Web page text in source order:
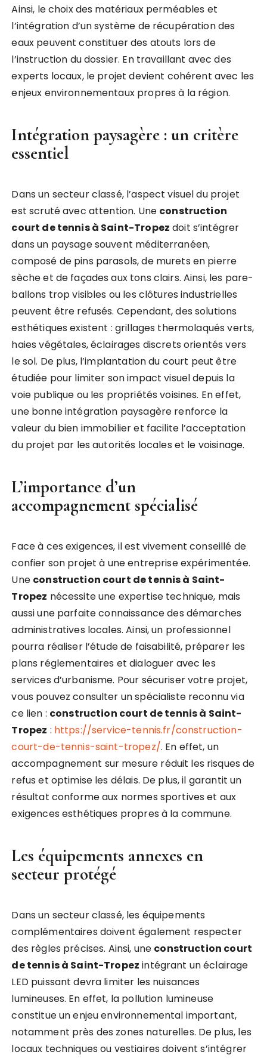
Ainsi, le choix des matériaux perméables et
l’intégration d’un système de récupération des
eaux peuvent constituer des atouts lors de
l’instruction du dossier. En travaillant avec des
experts locaux, le projet devient cohérent avec les
enjeux environnementaux propres à la région.
Intégration paysagère : un critère
essentiel
Dans un secteur classé, l’aspect visuel du projet
est scruté avec attention. Une construction
court de tennis à Saint-Tropez doit s’intégrer
dans un paysage souvent méditerranéen,
composé de pins parasols, de murets en pierre
sèche et de façades aux tons clairs. Ainsi, les pare-
ballons trop visibles ou les clôtures industrielles
peuvent être refusés. Cependant, des solutions
esthétiques existent : grillages thermolaqués verts,
haies végétales, éclairages discrets orientés vers
le sol. De plus, l’implantation du court peut être
étudiée pour limiter son impact visuel depuis la
voie publique ou les propriétés voisines. En effet,
une bonne intégration paysagère renforce la
valeur du bien immobilier et facilite l’acceptation
du projet par les autorités locales et le voisinage.
L’importance d’un
accompagnement spécialisé
Face à ces exigences, il est vivement conseillé de
confier son projet à une entreprise expérimentée.
Une construction court de tennis à Saint-
Tropez nécessite une expertise technique, mais
aussi une parfaite connaissance des démarches
administratives locales. Ainsi, un professionnel
pourra réaliser l’étude de faisabilité, préparer les
plans réglementaires et dialoguer avec les
services d’urbanisme. Pour sécuriser votre projet,
vous pouvez consulter un spécialiste reconnu via
ce lien : construction court de tennis à Saint-
Tropez : https://service-tennis.fr/construction-
court-de-tennis-saint-tropez/. En effet, un
accompagnement sur mesure réduit les risques de
refus et optimise les délais. De plus, il garantit un
résultat conforme aux normes sportives et aux
exigences esthétiques propres à la commune.
Les équipements annexes en
secteur protégé
Dans un secteur classé, les équipements
complémentaires doivent également respecter
des règles précises. Ainsi, une construction court
de tennis à Saint-Tropez intégrant un éclairage
LED puissant devra limiter les nuisances
lumineuses. En effet, la pollution lumineuse
constitue un enjeu environnemental important,
notamment près des zones naturelles. De plus, les
locaux techniques ou vestiaires doivent s’intégrer